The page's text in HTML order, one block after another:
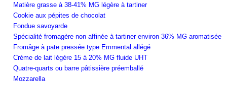
Matière grasse à 38-41% MG légère à tartiner
Cookie aux pépites de chocolat
Fondue savoyarde
Spécialité fromagère non affinée à tartiner environ 36% MG aromatisée
Fromâge à pate pressée type Emmental allégé
Crème de lait légère 15 à 20% MG fluide UHT
Quatre-quarts ou barre pâtissière préemballé
Mozzarella